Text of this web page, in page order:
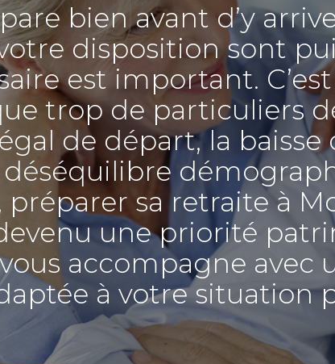
bien avant d’y
disposition sont
est important.
trop de particuliers
de départ, la
préparer sa retraite à
une priorité
accompagne
à votre situation